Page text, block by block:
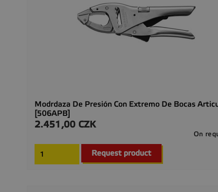
Modrdaza De Presión Con Extremo De Bocas
[506APB]
Precio
2.451,00 CZK
On
Request product